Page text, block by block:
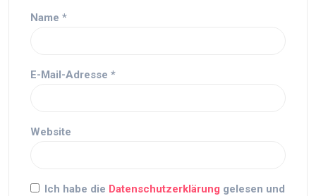
Name *
E-Mail-Adresse *
Website
Ich habe die Datenschutzerklärung gelesen und